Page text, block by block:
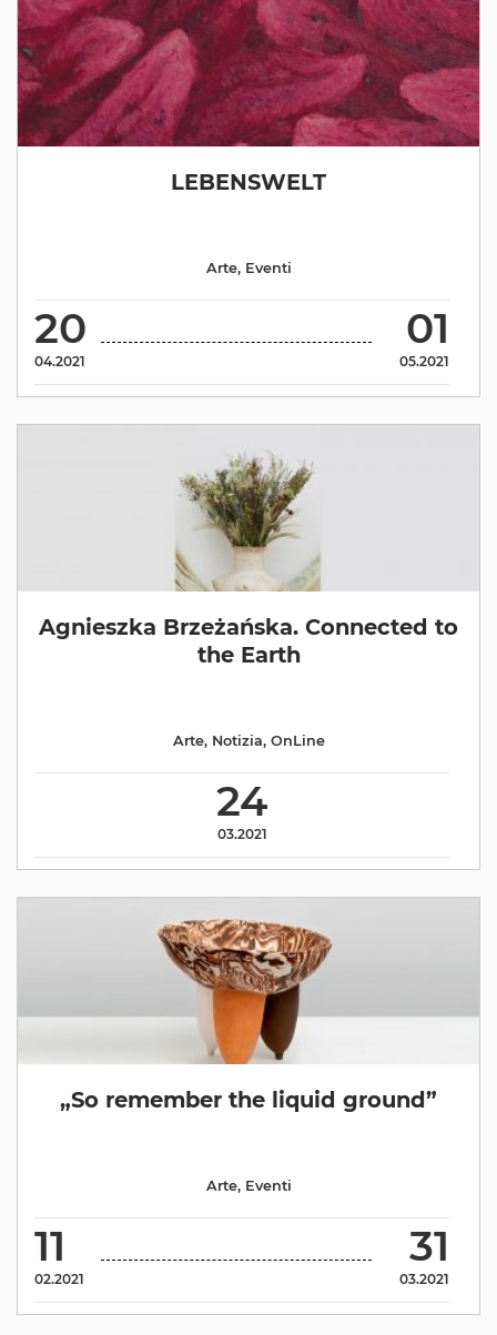
LEBENSWELT
20
04.2021
01
05.2021
Arte, Eventi
Agnieszka Brzeżańska. Connected to
the Earth
24
03.2021
Arte, Notizia, OnLine
„So remember the liquid ground”
11
02.2021
31
03.2021
Arte, Eventi